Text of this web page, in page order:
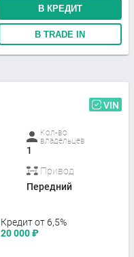
В КРЕДИТ
В TRADE IN
VIN
Кол-во
владельцев
1
Привод
Передний
Кредит от 6,5%
20 000₽